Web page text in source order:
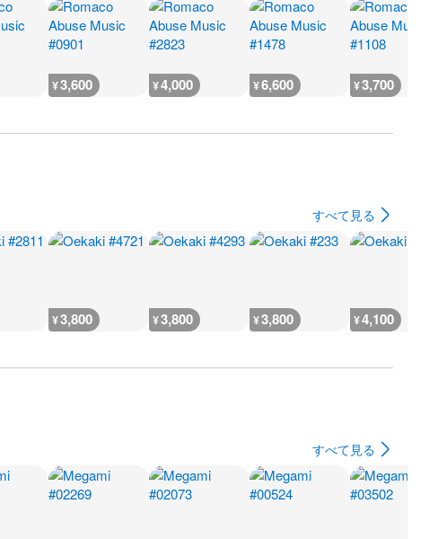
¥3,600 ¥4,000 ¥6,600 ¥3,700
すべて見る
¥3,800 ¥3,800 ¥3,800 ¥4,100
すべて見る